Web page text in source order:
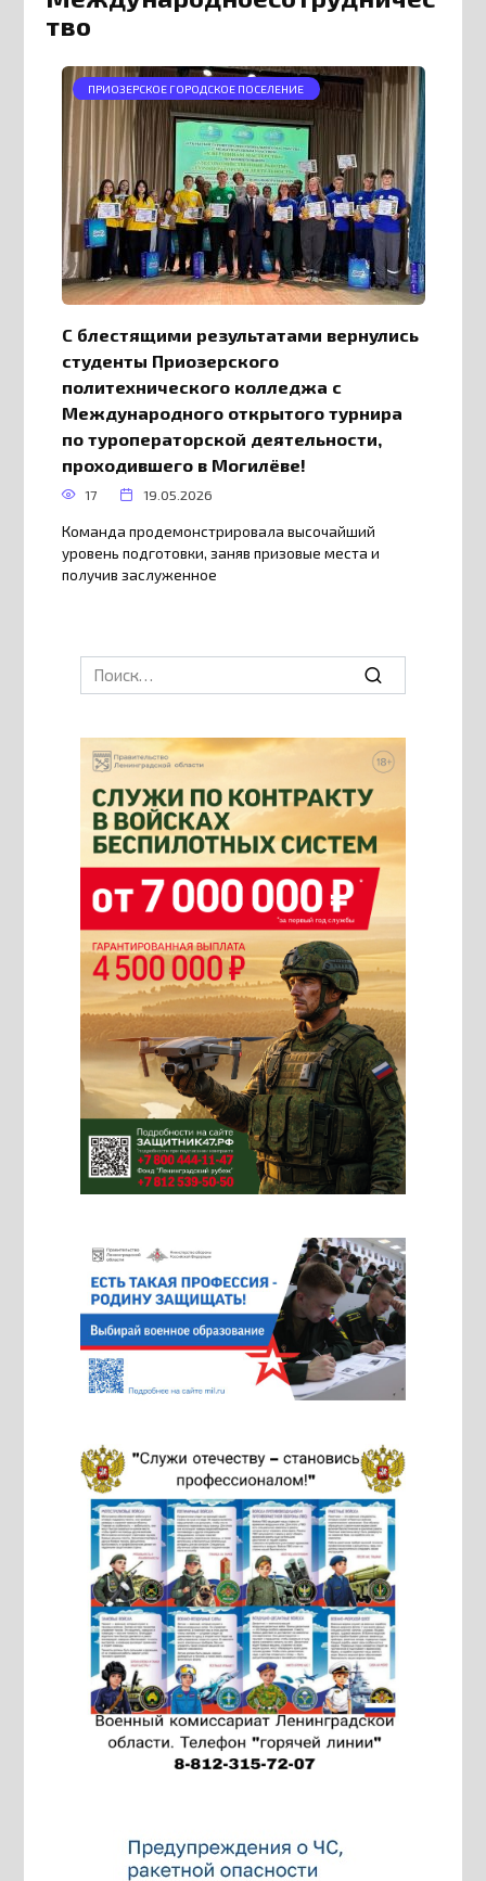
тво
ПРИОЗЕРСКОЕ ГОРОДСКОЕ ПОСЕЛЕНИЕ
С блестящими результатами вернулись
студенты Приозерского
политехнического колледжа с
Международного открытого турнира
по туроператорской деятельности,
проходившего в Могилёве!
17 19.05.2026
Команда продемонстрировала высочайший
уровень подготовки, заняв призовые места и
получив заслуженное
Search
for: